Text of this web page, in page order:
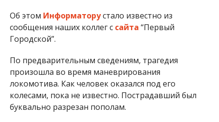
Об этом Информаторустало известно из
сообщения наших коллег с сайта “Первый
Городской”.
По предварительным сведениям, трагедия
произошла во время маневрирования
локомотива. Как человек оказался под его
колесами, пока не известно. Пострадавший был
буквально разрезан пополам.